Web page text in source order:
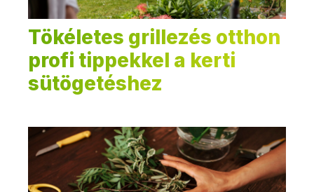
Tökéletes grillezés otthon
profi tippekkel a kerti
sütögetéshez